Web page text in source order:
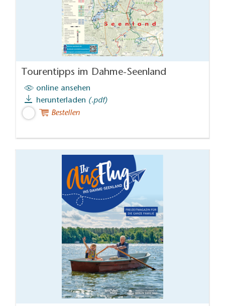
Tourentipps im Dahme-Seenland
online ansehen
herunterladen (.pdf)
Bestellen